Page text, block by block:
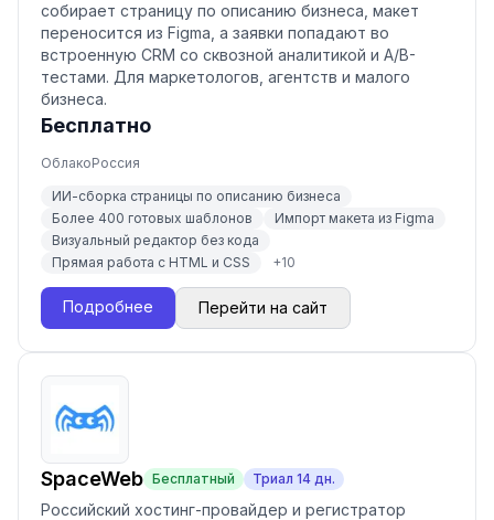
собирает страницу по описанию бизнеса, макет
переносится из Figma, а заявки попадают во
встроенную CRM со сквозной аналитикой и A/B-
тестами. Для маркетологов, агентств и малого
бизнеса.
Бесплатно
ОблакоРоссия
ИИ-сборка страницы по описанию бизнеса
Более 400 готовых шаблонов
Импорт макета из Figma
Визуальный редактор без кода
Прямая работа с HTML и CSS
+10
Подробнее Перейти на сайт
SpaceWeb Бесплатный Триал 14 дн.
Российский хостинг-провайдер и регистратор